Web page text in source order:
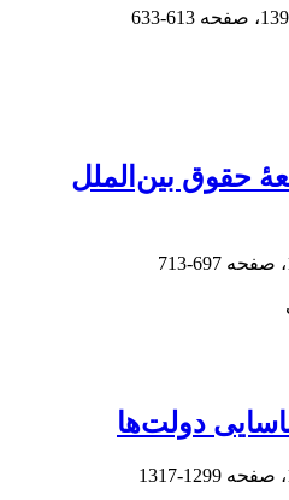
613-633
حقوق بین‌الملل
697-713
دولت‌ها
1299-1317